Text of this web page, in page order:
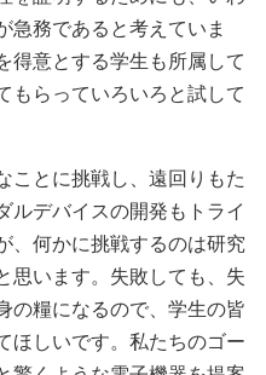
急務であると考えていま
得意とする学生も所属して
もらっていろいろと試して
ことに挑戦し、遠回りもた
ルデバイスの開発もトライ
、何かに挑戦するのは研究
思います。失敗しても、失
の糧になるので、学生の皆
ほしいです。私たちのゴー